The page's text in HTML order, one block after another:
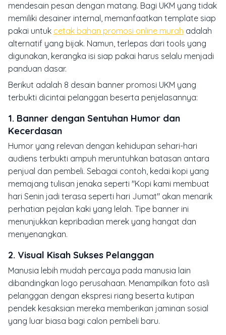
mendesain pesan dengan matang. Bagi UKM yang tidak
memiliki desainer internal, memanfaatkan template siap
pakai untuk cetak bahan promosi online murah adalah
alternatif yang bijak. Namun, terlepas dari tools yang
digunakan, kerangka isi siap pakai harus selalu menjadi
panduan dasar.
Berikut adalah 8 desain banner promosi UKM yang
terbukti dicintai pelanggan beserta penjelasannya:
1. Banner dengan Sentuhan Humor dan
Kecerdasan
Humor yang relevan dengan kehidupan sehari-hari
audiens terbukti ampuh meruntuhkan batasan antara
penjual dan pembeli. Sebagai contoh, kedai kopi yang
memajang tulisan jenaka seperti "Kopi kami membuat
hari Senin jadi terasa seperti hari Jumat" akan menarik
perhatian pejalan kaki yang lelah. Tipe banner ini
menunjukkan kepribadian merek yang hangat dan
menyenangkan.
2. Visual Kisah Sukses Pelanggan
Manusia lebih mudah percaya pada manusia lain
dibandingkan logo perusahaan. Menampilkan foto asli
pelanggan dengan ekspresi riang beserta kutipan
pendek kesaksian mereka memberikan jaminan sosial
yang luar biasa bagi calon pembeli baru.